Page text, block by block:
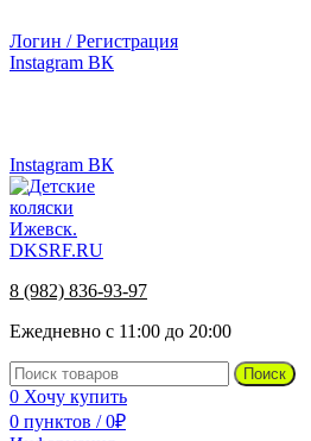
Логин / Регистрация
Instagram ВК
Instagram ВК
8 (982) 836-93-97
Ежедневно с 11:00 до 20:00
Поиск
0 Хочу купить
0 пунктов / 0₽